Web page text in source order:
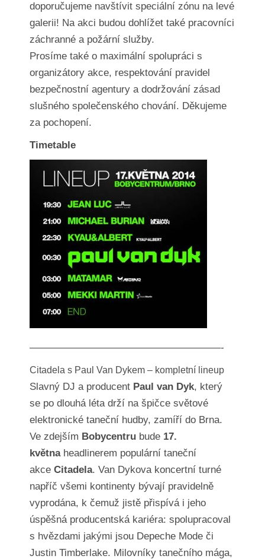
doporučujeme navštívit speciální zónu na levé
galerii! Na akci budou dohlížet také pracovníci
záchranné a požární služby.
Prosíme také o maximální spolupráci s
organizátory akce, respektování pravidel
bezpečnostní agentury a dodržování zásad
slušného společenského chování. Děkujeme
za pochopení.
Timetable
———————————————————-
Citadela s Paul Van Dykem – kompletní lineup
Slavný DJ a producent Paul van Dyk, který
se po dlouhá léta drží na špičce světové
elektronické taneční hudby, zamíří do Brna.
Ve zdejším Bobycentru bude 17.
květnaheadlinerem populární taneční
akce Citadela. Van Dykova koncertní turné
napříč všemi kontinenty bývají pravidelně
vyprodána, k čemuž jistě přispívá i jeho
úspěšná producentská kariéra: spolupracoval
s hvězdami jakými jsou Depeche Mode či
Justin Timberlake. Milovníky tanečního mága,